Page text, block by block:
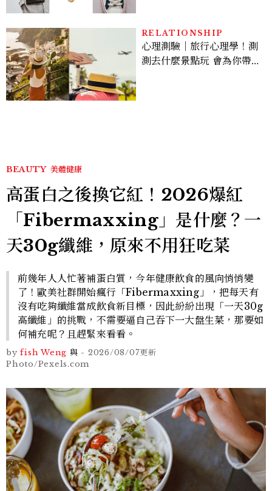
RELATIONSHIP
心理測驗｜旅行心理學！測
測去什麼景點玩 會為你帶來
BEAUTY 美體健康
高蛋白之後換它紅！2026爆紅
「Fibermaxxing」是什麼？一
天30g纖維，原來不用狂吃菜
前幾年人人忙著補蛋白質，今年健康飲食的風向悄悄變
了！歐美社群開始瘋行「Fibermaxxing」，把每天有
沒有吃夠纖維當成飲食新目標，因此紛紛出現「一天30g
高纖維」的挑戰，不需要逼自己吞下一大盤生菜，那要如
何補充呢？且趕緊來看看。
by fish Weng 與 - 2026/08/07更新
Photo/Pexels.com